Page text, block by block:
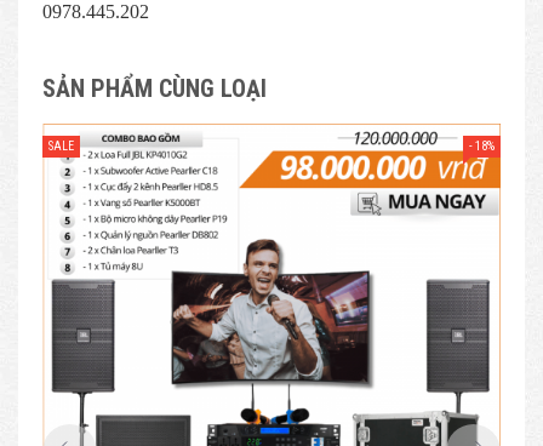
0978.445.202
SẢN PHẨM CÙNG LOẠI
SALE - 18%